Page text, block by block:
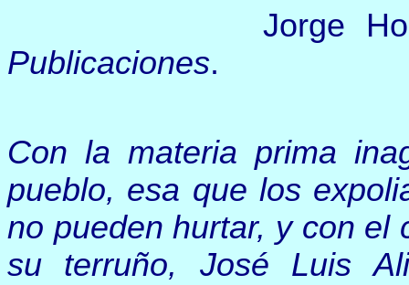
Jorge
Publicaciones.
Con la materia prima
pueblo, esa que los
no pueden hurtar, y con el
su terruño, José Luis